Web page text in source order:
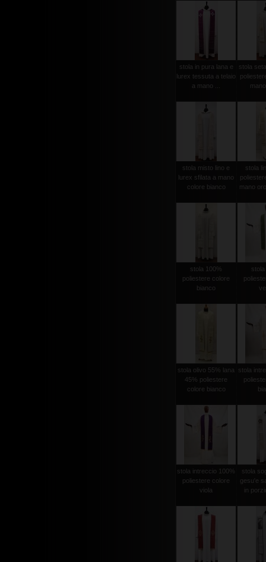
stola in pura lana e
lurex tessuta a telaio
a mano ...
stola
stola misto lino e
lurex sfilata a mano
colore bianco
stola
mano
stola 100%
poliestere colore
bianco
stola olivo 55% lana
45% poliestere
colore bianco
stola
stola intreccio 100%
poliestere colore
viola
stola
gesu'e
in